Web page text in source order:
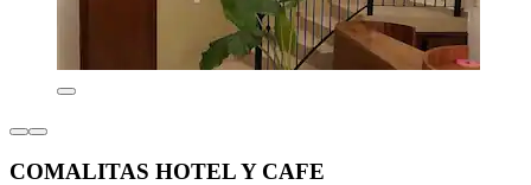
COMALITAS HOTEL Y CAFE